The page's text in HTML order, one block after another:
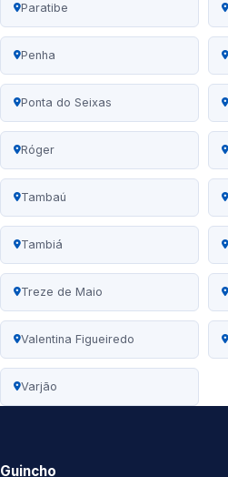
Paratibe
Penha
Ponta do Seixas
Róger
Tambaú
Tambiá
Treze de Maio
Valentina Figueiredo
Varjão
Guincho